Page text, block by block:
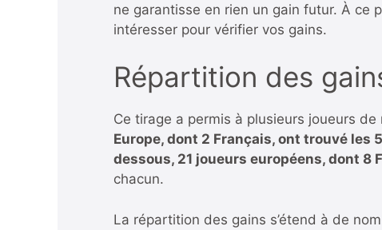
ne garantisse en rien un gain futur. À ce
intéresser pour vérifier vos gains.
Répartition des
Ce tirage a permis à plusieurs joueurs
Europe, dont 2 Français, ont trouvé les
dessous, 21 joueurs européens, dont 8
chacun.
La répartition des gains s’étend à de